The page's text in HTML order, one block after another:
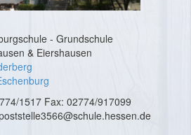
- Grundschule
& Eiershausen
1517 Fax: 02774/917099